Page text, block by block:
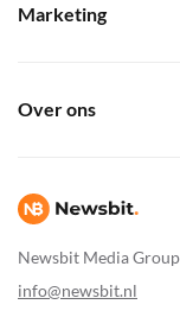
Newsbit Media Group
info@newsbit.nl
Marketing
Over ons